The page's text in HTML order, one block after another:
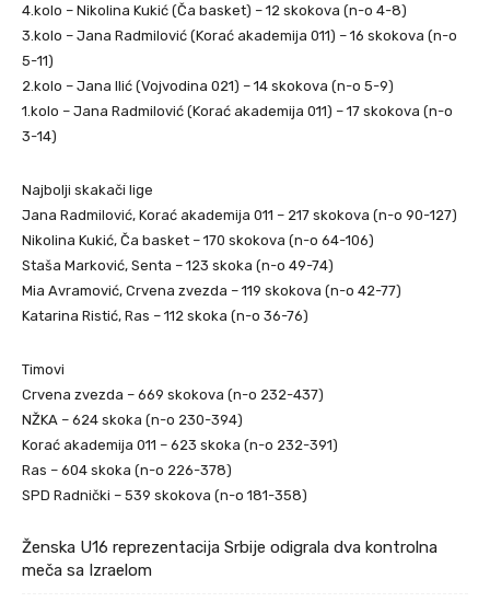
4.kolo – Nikolina Kukić (Ča basket) – 12 skokova (n-o 4-8)
3.kolo – Jana Radmilović (Korać akademija 011) – 16 skokova (n-o
5-11)
2.kolo – Jana Ilić (Vojvodina 021) – 14 skokova (n-o 5-9)
1.kolo – Jana Radmilović (Korać akademija 011) – 17 skokova (n-o
3-14)
Najbolji skakači lige
Jana Radmilović, Korać akademija 011 – 217 skokova (n-o 90-127)
Nikolina Kukić, Ča basket – 170 skokova (n-o 64-106)
Staša Marković, Senta – 123 skoka (n-o 49-74)
Mia Avramović, Crvena zvezda – 119 skokova (n-o 42-77)
Katarina Ristić, Ras – 112 skoka (n-o 36-76)
Timovi
Crvena zvezda – 669 skokova (n-o 232-437)
NŽKA – 624 skoka (n-o 230-394)
Korać akademija 011 – 623 skoka (n-o 232-391)
Ras – 604 skoka (n-o 226-378)
SPD Radnički – 539 skokova (n-o 181-358)
Ženska U16 reprezentacija Srbije odigrala dva kontrolna
meča sa Izraelom